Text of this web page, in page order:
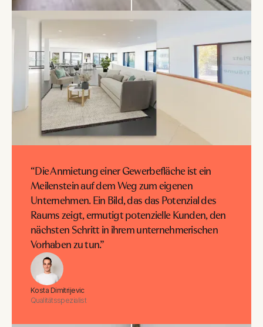
“Die Anmietung einer Gewerbefläche ist ein
Meilenstein auf dem Weg zum eigenen
Unternehmen. Ein Bild, das das Potenzial des
Raums zeigt, ermutigt potenzielle Kunden, den
nächsten Schritt in ihrem unternehmerischen
Vorhaben zu tun.”
Kosta Dimitrijevic
Qualitätsspezialist